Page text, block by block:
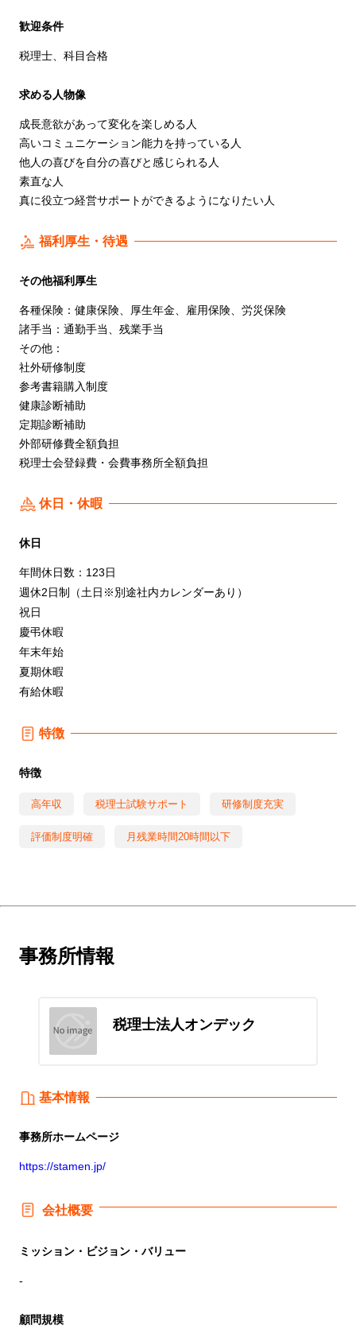
歓迎条件
税理士、科目合格
求める人物像
成長意欲があって変化を楽しめる人
高いコミュニケーション能力を持っている人
他人の喜びを自分の喜びと感じられる人
素直な人
真に役立つ経営サポートができるようになりたい人
福利厚生・待遇
その他福利厚生
各種保険：健康保険、厚生年金、雇用保険、労災保険
諸手当：通勤手当、残業手当
その他：
社外研修制度
参考書籍購入制度
健康診断補助
定期診断補助
外部研修費全額負担
税理士会登録費・会費事務所全額負担
休日・休暇
休日
年間休日数：123日
週休2日制（土日※別途社内カレンダーあり）
祝日
慶弔休暇
年末年始
夏期休暇
有給休暇
特徴
特徴
高年収 税理士試験サポート 研修制度充実
評価制度明確 月残業時間20時間以下
事務所情報
税理士法人オンデック
基本情報
事務所ホームページ
https://stamen.jp/
会社概要
ミッション・ビジョン・バリュー
-
顧問規模